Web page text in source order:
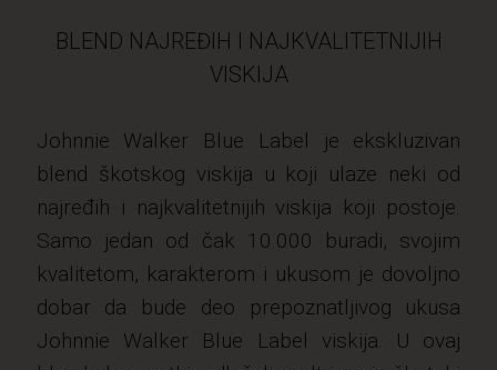
BLEND NAJREĐIH I NAJKVALITETNIJIH
VISKIJA
Johnnie Walker Blue Label je ekskluzivan
blend škotskog viskija u koji ulaze neki od
najređih i najkvalitetnijih viskija koji postoje.
Samo jedan od čak 10.000 buradi, svojim
kvalitetom, karakterom i ukusom je dovoljno
dobar da bude deo prepoznatljivog ukusa
Johnnie Walker Blue Label viskija. U ovaj